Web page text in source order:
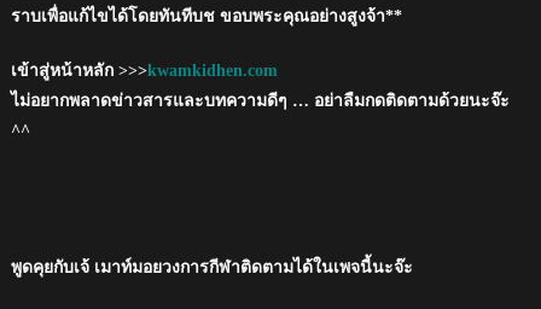
ราบเพื่อแก้ไขได้โดยทันทีบช ขอบพระคุณอย่างสูงจ้า**
เข้าสู่หน้าหลัก >>>kwamkidhen.com
ไม่อยากพลาดข่าวสารและบทความดีๆ … อย่าลืมกดติดตามด้วยนะจ๊ะ
^^
พูดคุยกับเจ้ เมาท์มอยวงการกีฬาติดตามได้ในเพจนี้นะจ๊ะ